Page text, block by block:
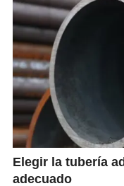
Elegir la tubería
adecuado